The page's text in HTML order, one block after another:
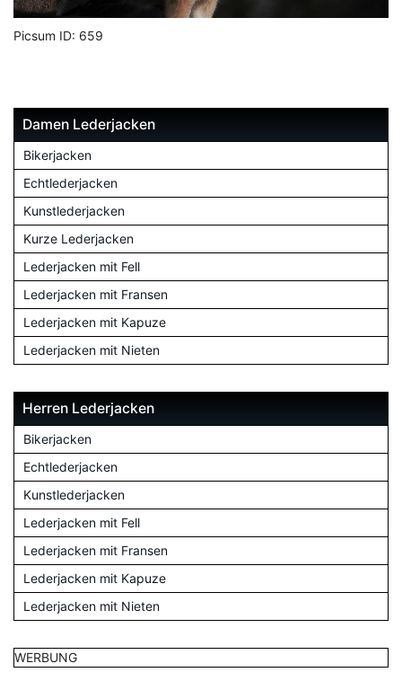
Picsum ID: 659
Damen Lederjacken
Bikerjacken
Echtlederjacken
Kunstlederjacken
Kurze Lederjacken
Lederjacken mit Fell
Lederjacken mit Fransen
Lederjacken mit Kapuze
Lederjacken mit Nieten
Herren Lederjacken
Bikerjacken
Echtlederjacken
Kunstlederjacken
Lederjacken mit Fell
Lederjacken mit Fransen
Lederjacken mit Kapuze
Lederjacken mit Nieten
WERBUNG